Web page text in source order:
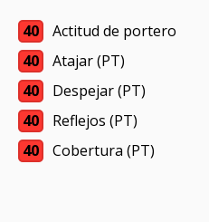
40
Actitud de portero
40
Atajar (PT)
40
Despejar (PT)
40
Reflejos (PT)
40
Cobertura (PT)